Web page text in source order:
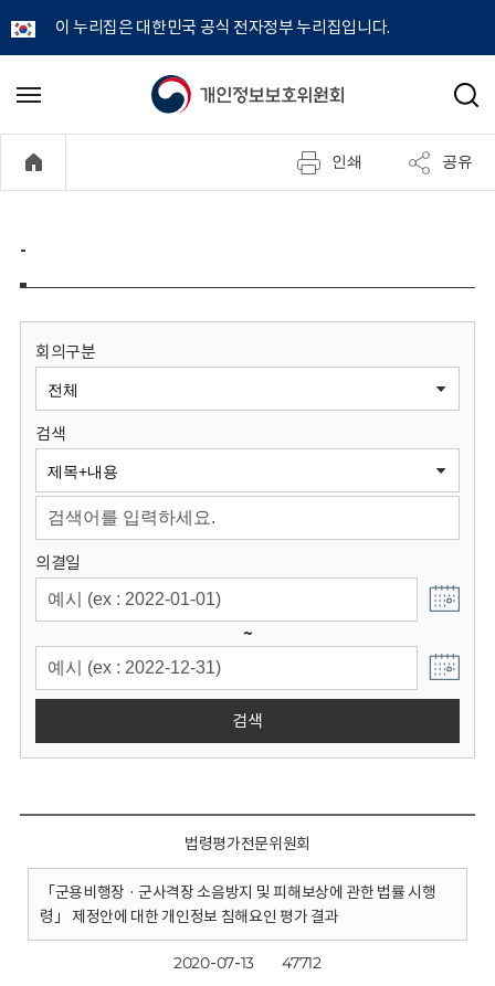
이 누리집은 대한민국 공식 전자정부 누리집입니다.
개
정
보
원
회
메
기
검
인쇄 공유
-
회의구분
검색
의결일
~
검색
법령평가전문위원회
「군용비행장 · 군사격장 소음방지 및 피해보상에 관한 법률 시행
령」 제정안에 대한 개인정보 침해요인 평가 결과
2020-07-13 47712